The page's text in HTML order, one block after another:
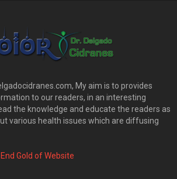
My aim is to provides
to our readers, in an interesting
the knowledge and educate the readers as
various health issues which are diffusing
End Gold of Website